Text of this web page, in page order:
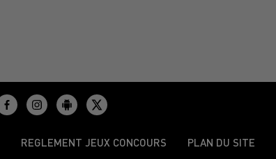
REGLEMENT JEUX CONCOURS PLAN DU SITE